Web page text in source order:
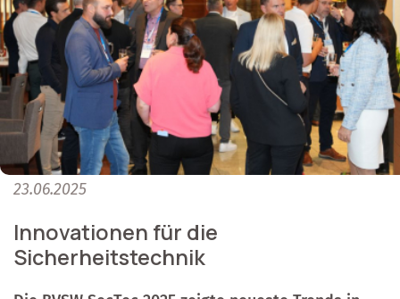
23.06.2025
Innovationen für die
Sicherheitstechnik